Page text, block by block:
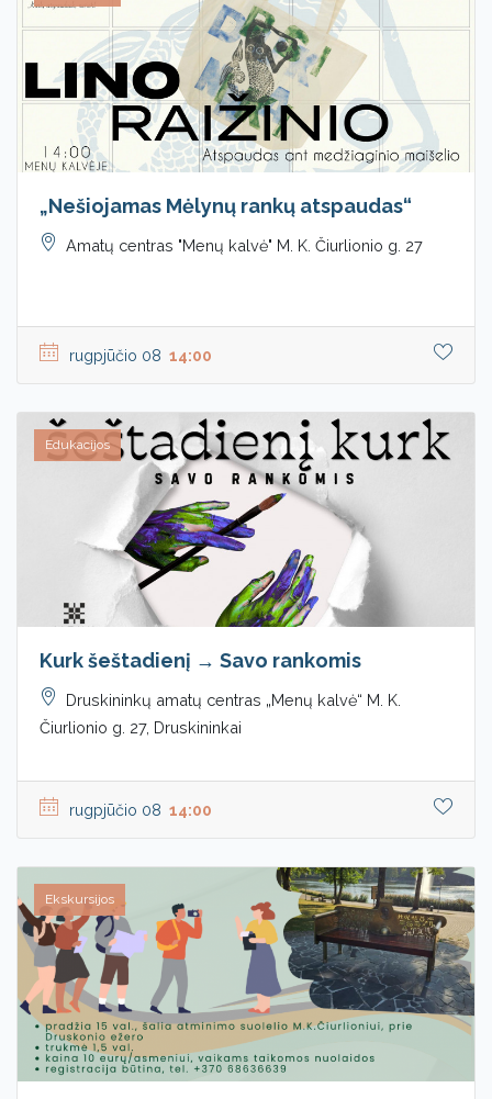
„Nešiojamas Mėlynų rankų atspaudas“
Amatų centras "Menų kalvė" M. K. Čiurlionio g. 27
rugpjūčio 08 14:00
Edukacijos
Kurk šeštadienį → Savo rankomis
Druskininkų amatų centras „Menų kalvė“ M. K.
Čiurlionio g. 27, Druskininkai
rugpjūčio 08 14:00
Ekskursijos